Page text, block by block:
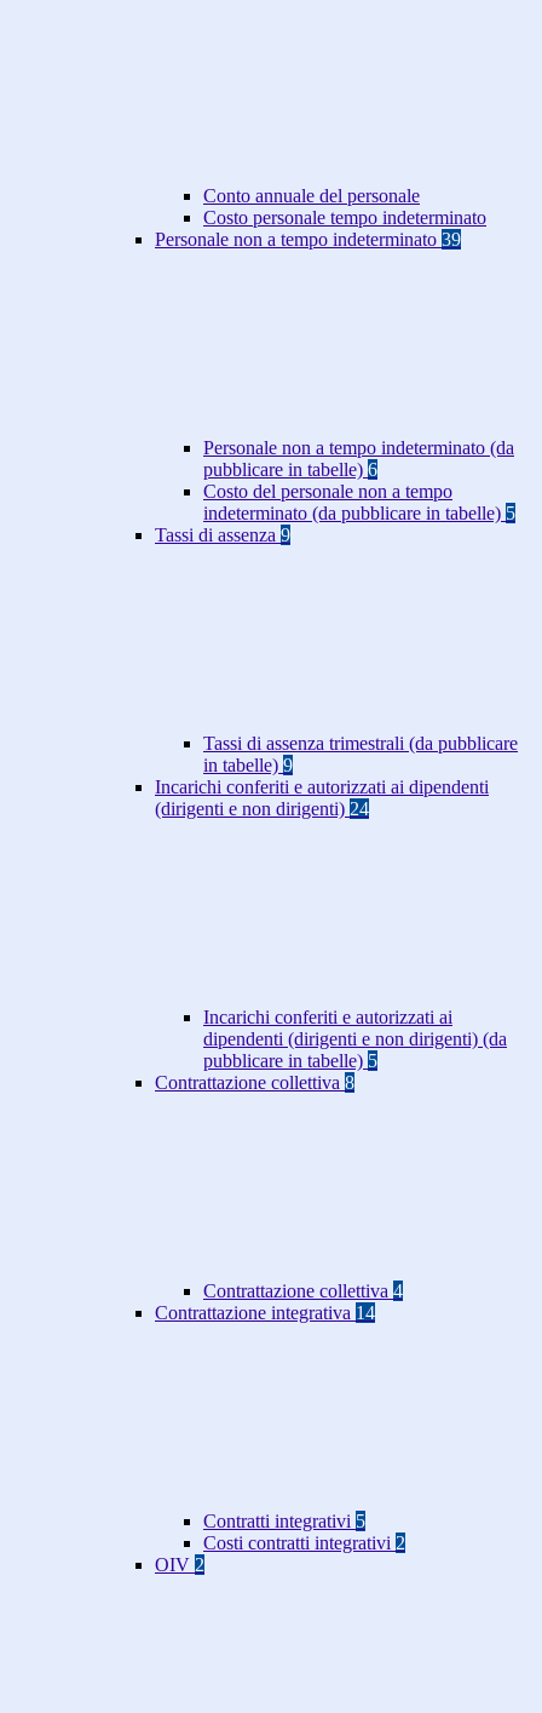
Conto annuale del personale
Costo personale tempo indeterminato
Personale non a tempo indeterminato 39
Personale non a tempo indeterminato (da
pubblicare in tabelle) 6
Costo del personale non a tempo
indeterminato (da pubblicare in tabelle) 5
Tassi di assenza 9
Tassi di assenza trimestrali (da pubblicare
in tabelle) 9
Incarichi conferiti e autorizzati ai dipendenti
(dirigenti e non dirigenti) 24
Incarichi conferiti e autorizzati ai
dipendenti (dirigenti e non dirigenti) (da
pubblicare in tabelle) 5
Contrattazione collettiva 8
Contrattazione collettiva 4
Contrattazione integrativa 14
Contratti integrativi 5
Costi contratti integrativi 2
OIV 2